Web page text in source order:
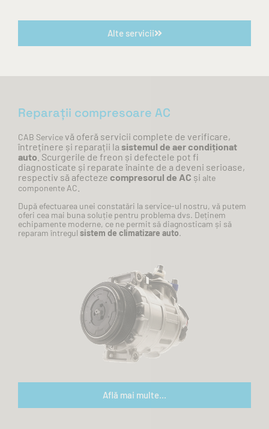
Alte servicii
Reparații compresoare AC
CAB Servicevă oferă servicii complete de verificare,
întreținere și reparații la sistemul de aercondiționat
auto . Scurgerile de freon și defectele pot fi
diagnosticate și reparate înainte de a deveni serioase,
respectiv să afecteze compresorul de AC și alte
componente AC
După efectuarea unei constatări la service-ul nostru, vă putem
oferi cea mai buna soluție pentru problema dvs. Deținem
echipamente moderne, ce ne permit să diagnosticam și să
reparam întregul sistem de climatizare auto.
Află mai multe...